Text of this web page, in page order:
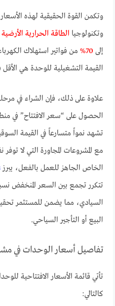
وتكمن القوة الحقيقية لهذه
وتكنولوجيا الطاقة الحرارية الأرضية
إلى 70%
من فواتير استهلاك
القيمة التشغيلية للوحدة هي
علاوة على ذلك، فإن الشراء في
الحصول على “سعر الافتتاح” في
تشهد نمواً متسارعاً في القيمة
مع المشروعات المجاورة التي لا توفر
الخاص الجاهز للعمل بالفعل، يبرز
تتكرر تجمع بين السعر المنخفض
السيادي، مما يضمن للمستثمر
البيع أو التأجير السياحي.
تفاصيل أسعار الوحدات في
تأتي قائمة الأسعار الافتتاحية
كالتالي: